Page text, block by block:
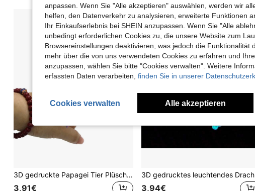
3D gedruckte Papagei Tier Plüschpuppe, flexibles Gelenk kreatives Sammlerstück zur Dekoration von Zuhause, Büro, Auto, ideales Weihnachts- und Halloween Geschenk
3,91€
3D gedrucktes
3,94€
anpassen. Wenn Sie "Alle akzeptieren" auswählen, werden wir
helfen, den Datenverkehr zu analysieren, erweiterte Funktionen
Ihr Einkaufserlebnis bei SHEIN anzupassen. Wenn Sie "Alle
unbedingt erforderlichen Cookies zu, die unsere Website zum
Browsereinstellungen deaktivieren, was jedoch die Funktionalität
mehr über die von uns verwendeten Cookies zu erfahren und
anzupassen, wählen Sie bitte "Cookies verwalten". Weitere
erfassten Daten verarbeiten, finden Sie in unserer
Cookies verwalten Alle akzeptieren